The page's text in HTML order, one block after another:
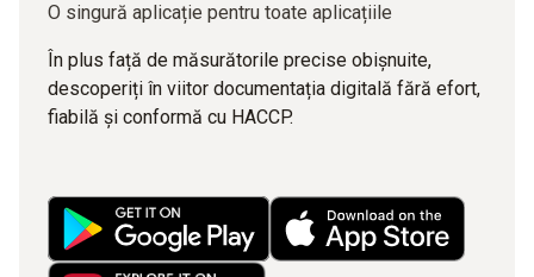
O singură aplicație pentru toate aplicațiile
În plus față de măsurătorile precise obișnuite,
descoperiți în viitor documentația digitală fără efort,
fiabilă și conformă cu HACCP.